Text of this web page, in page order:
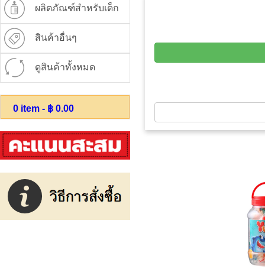
ผลิตภัณฑ์สำหรับเด็ก
สินค้าอื่นๆ
ดูสินค้าทั้งหมด
0 item - ฿ 0.00